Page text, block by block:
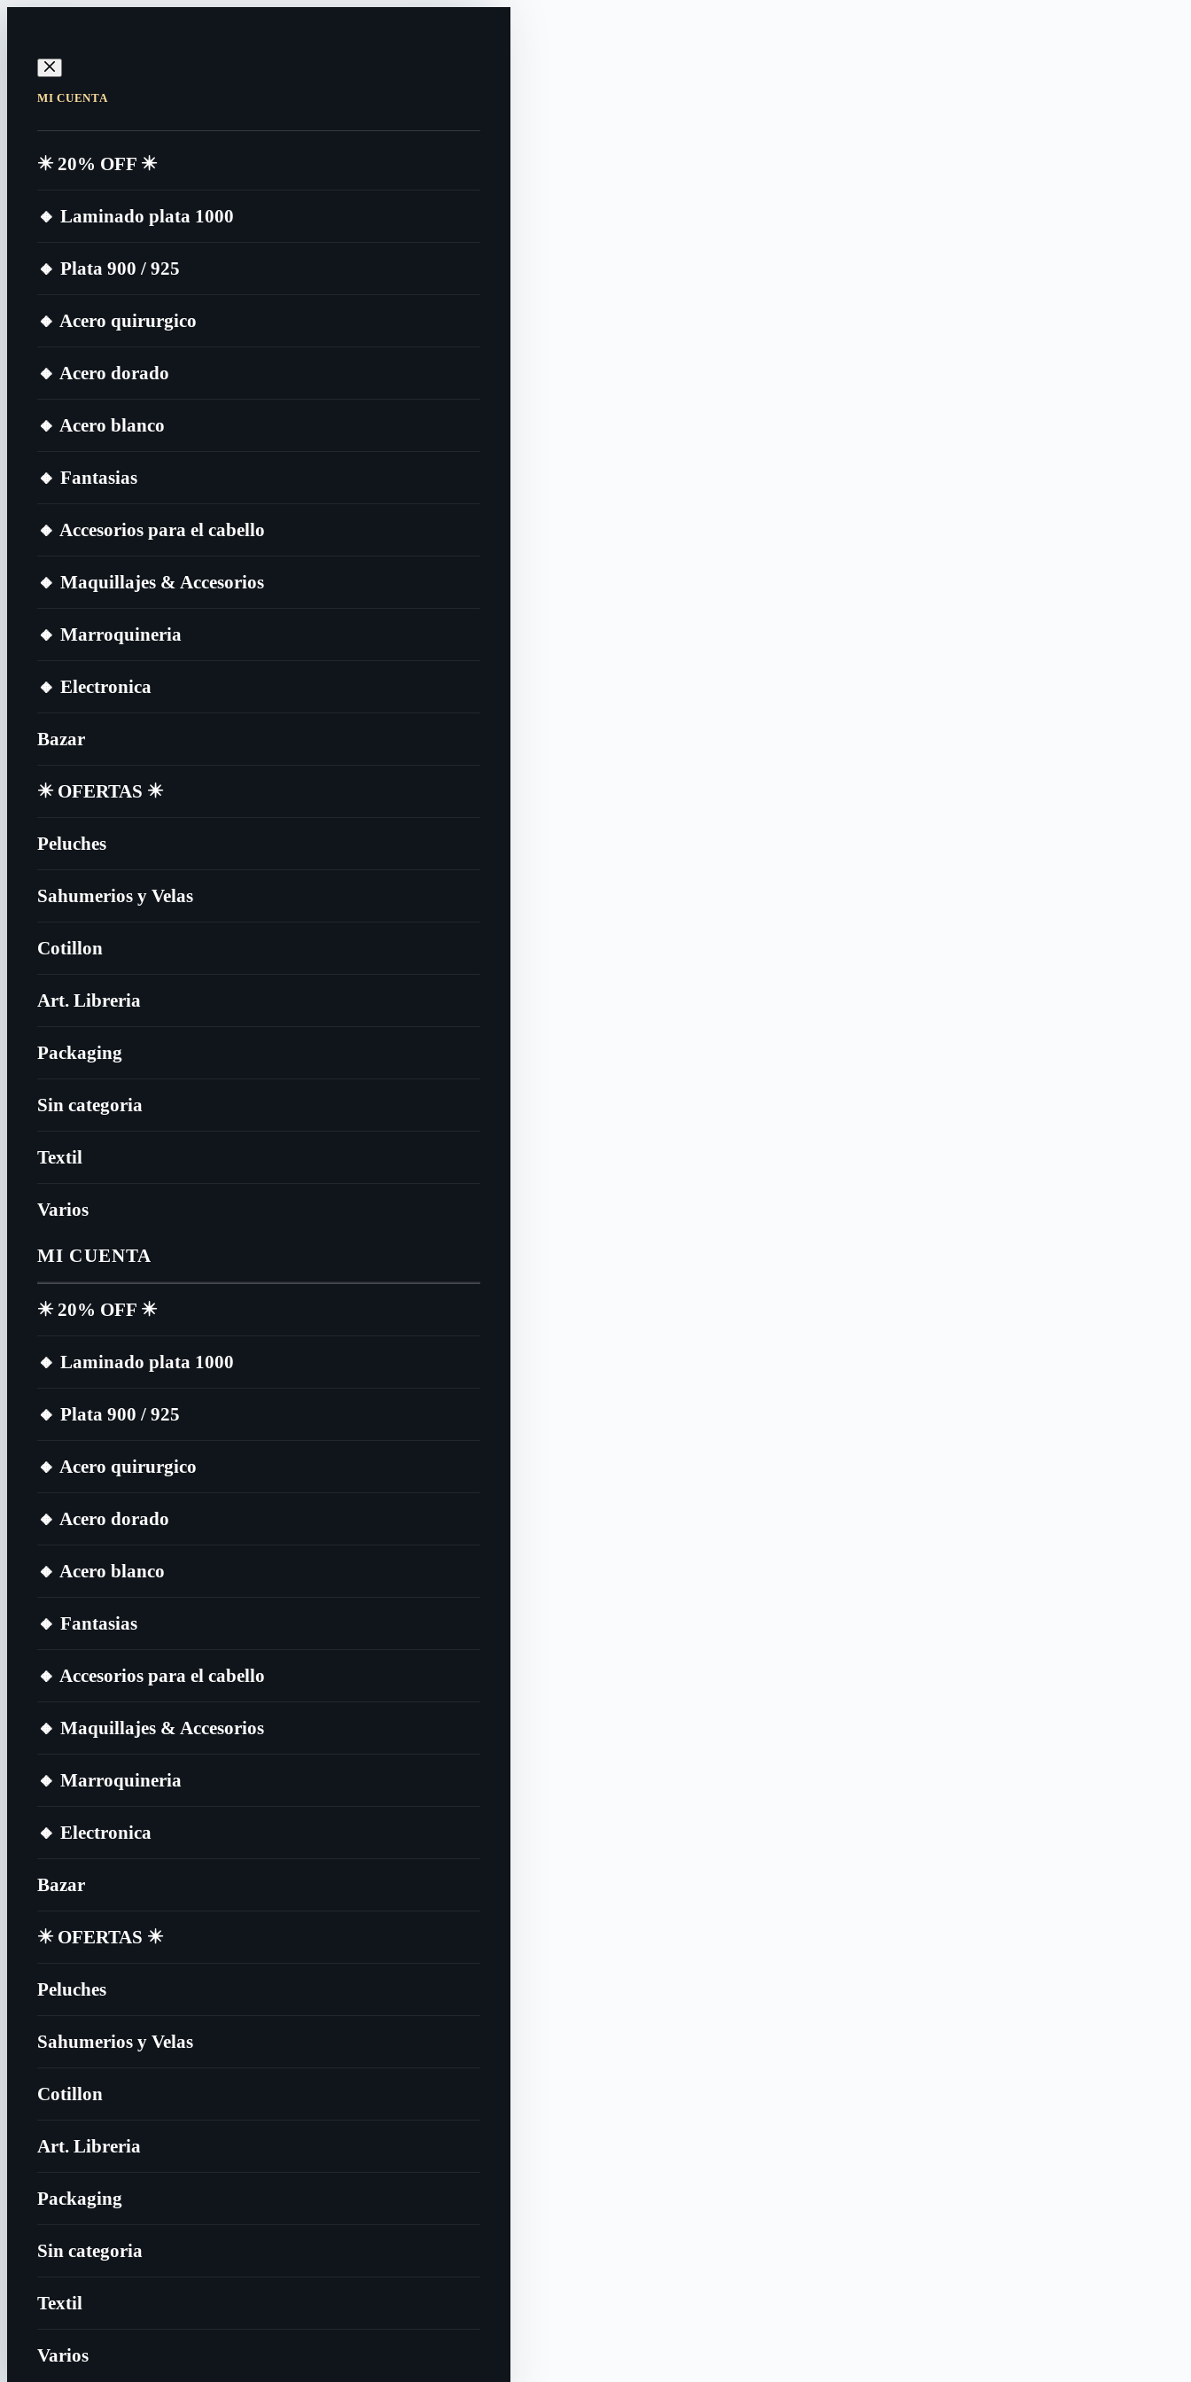
MI CUENTA
✴️​ 20% OFF ✴️​
🔸​ Laminado plata 1000
🔸​ Plata 900 / 925
🔸​ Acero quirurgico
🔸​ Acero dorado
🔸​ Acero blanco
🔸​ Fantasias
🔸​ Accesorios para el cabello
🔸​ Maquillajes & Accesorios
🔸​ Marroquineria
🔸​ Electronica
Bazar
✴️​ OFERTAS ✴️​
Peluches
Sahumerios y Velas
Cotillon
Art. Libreria
Packaging
Sin categoria
Textil
Varios
MI CUENTA
✴️​ 20% OFF ✴️​
🔸​ Laminado plata 1000
🔸​ Plata 900 / 925
🔸​ Acero quirurgico
🔸​ Acero dorado
🔸​ Acero blanco
🔸​ Fantasias
🔸​ Accesorios para el cabello
🔸​ Maquillajes & Accesorios
🔸​ Marroquineria
🔸​ Electronica
Bazar
✴️​ OFERTAS ✴️​
Peluches
Sahumerios y Velas
Cotillon
Art. Libreria
Packaging
Sin categoria
Textil
Varios